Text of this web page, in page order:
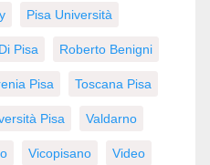
Pisa Università
Pisa Roberto Benigni
Pisa Toscana Pisa
Pisa Valdarno
Vicopisano Video